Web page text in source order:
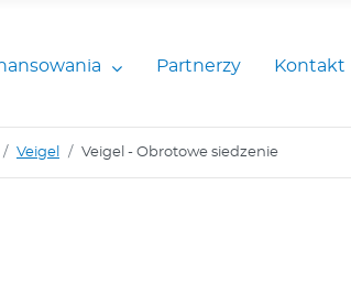
Partnerzy Kontakt
Veigel Veigel - Obrotowe siedzenie